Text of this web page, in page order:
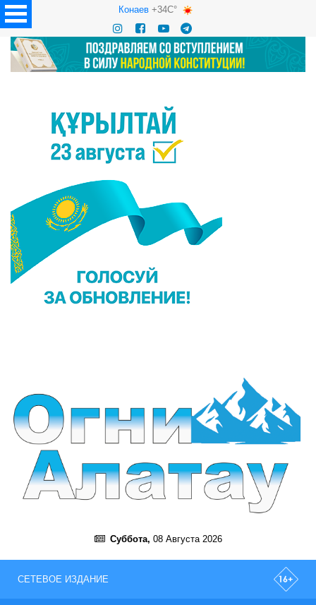
Конаев+34C°
Суббота, 08 Августа 2026
СЕТЕВОЕ ИЗДАНИЕ